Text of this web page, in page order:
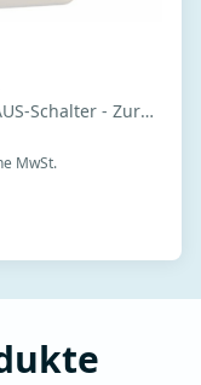
Schalter - Zur
Einsatz unter
Badezimmer
MwSt.